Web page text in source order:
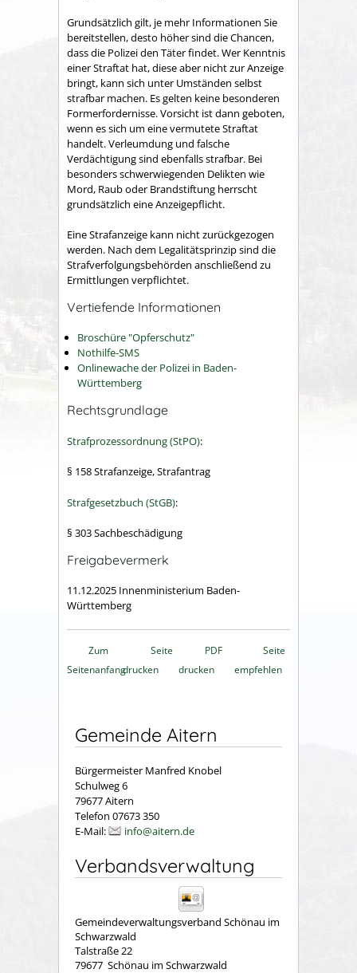
Grundsätzlich gilt, je mehr Informationen Sie
bereitstellen, desto höher sind die Chancen,
dass die Polizei den Täter findet. Wer Kenntnis
einer Straftat hat, diese aber nicht zur Anzeige
bringt, kann sich unter Umständen selbst
strafbar machen. Es gelten keine besonderen
Formerfordernisse. Vorsicht ist dann geboten,
wenn es sich um eine vermutete Straftat
handelt. Verleumdung und falsche
Verdächtigung sind ebenfalls strafbar. Bei
besonders schwerwiegenden Delikten wie
Mord, Raub oder Brandstiftung herrscht
grundsätzlich eine Anzeigepflicht.
Eine Strafanzeige kann nicht zurückgezogen
werden. Nach dem Legalitätsprinzip sind die
Strafverfolgungsbehörden anschließend zu
Ermittlungen verpflichtet.
Vertiefende Informationen
Broschüre "Opferschutz"
Nothilfe-SMS
Onlinewache der Polizei in Baden-
Württemberg
Rechtsgrundlage
Strafprozessordnung (StPO):
§ 158 Strafanzeige, Strafantrag
Strafgesetzbuch (StGB):
§ 303 Sachbeschädigung
Freigabevermerk
11.12.2025 Innenministerium Baden-
Württemberg
Zum
Seitenanfang
Seite
drucken
PDF
drucken
Seite
empfehlen
Gemeinde Aitern
Bürgermeister Manfred Knobel
Schulweg 6
79677 Aitern
Telefon 07673 350
E-Mail:
info@aitern.de
Verbandsverwaltung
Gemeindeverwaltungsverband Schönau im
Schwarzwald
Talstraße 22
79677 Schönau im Schwarzwald